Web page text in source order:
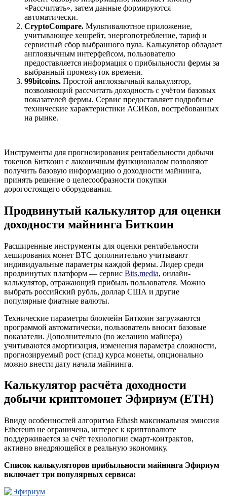
«Рассчитать», затем данные формируются
автоматически.
CryptoCompare. Мультивалютное приложение,
учитывающее хешрейт, энергопотребление, тариф и
сервисный сбор выбранного пула. Калькулятор обладает
англоязычным интерфейсом, пользователю
предоставляется информация о прибыльности фермы за
выбранный промежуток времени.
99bitcoins. Простой англоязычный калькулятор,
позволяющий рассчитать доходность с учётом базовых
показателей фермы. Сервис предоставляет подробные
технические характеристики АСИКов, востребованных
на рынке.
Инструменты для прогнозирования рентабельности добычи
токенов Биткоин с лаконичным функционалом позволяют
получить базовую информацию о доходности майнинга,
принять решение о целесообразности покупки
дорогостоящего оборудования.
Продвинутый калькулятор для оценки
доходности майнинга Биткоин
Расширенные инструменты для оценки рентабельности
хеширования монет BTC дополнительно учитывают
индивидуальные параметры каждой фермы. Лидер среди
продвинутых платформ — сервис Bits.media, онлайн-
калькулятор, отражающий прибыль пользователя. Можно
выбрать российский рубль, доллар США и другие
популярные фиатные валюты.
Технические параметры блокчейн Биткоин загружаются
программой автоматически, пользователь вносит базовые
показатели. Дополнительно (по желанию майнера)
учитываются амортизация, изменения параметра сложности,
прогнозируемый рост (спад) курса монеты, опционально
можно внести дату начала майнинга.
Калькулятор расчёта доходности
добычи криптомонет Эфириум (ETH)
Ввиду особенностей алгоритма Ethash максимальная эмиссия
Ethereum не ограничена, интерес к криптовалюте
поддерживается за счёт технологии смарт-контрактов,
активно внедряющейся в реальную экономику.
Список калькуляторов прибыльности майнинга Эфириум
включает три популярных сервиса: